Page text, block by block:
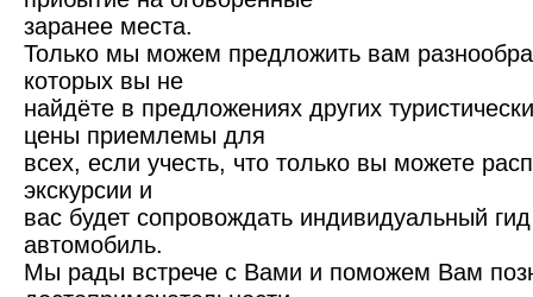
заранее места.
Только мы можем предложить вам
которых вы не
найдёте в предложениях других
цены приемлемы для
всех, если учесть, что только вы можете
экскурсии и
вас будет сопровождать индивидуальный
автомобиль.
Мы рады встрече с Вами и поможем Вам